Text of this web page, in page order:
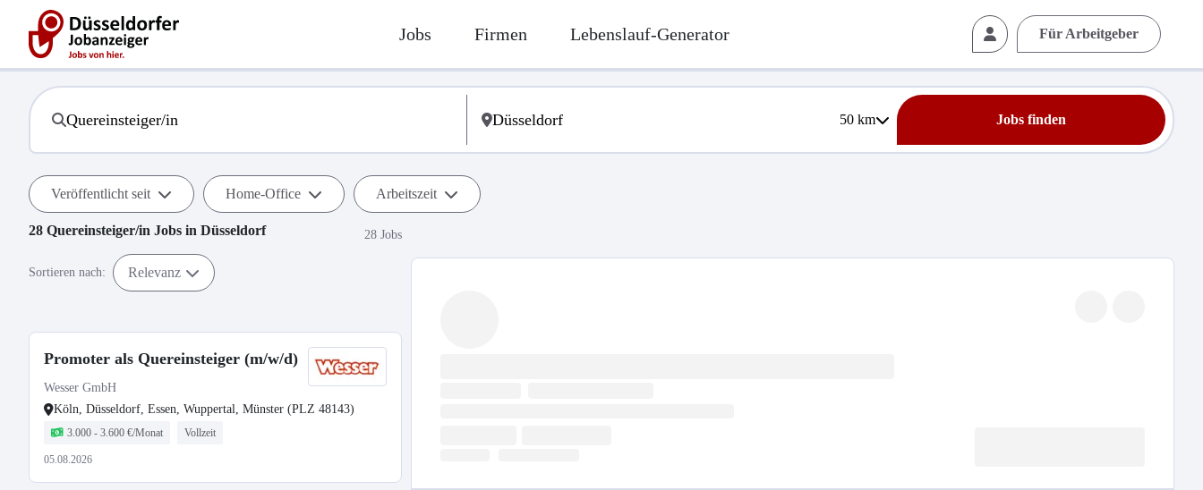
Jobs Firmen Lebenslauf-Generator Für Arbeitgeber
50km Jobs finden
Veröffentlicht seit Home-Office Arbeitszeit
28 Quereinsteiger/in Jobs in Düsseldorf 28 Jobs
Sortieren nach: Relevanz
Promoter als Quereinsteiger (m/w/d)
Wesser GmbH
Köln, Düsseldorf, Essen, Wuppertal, Münster (PLZ 48143)
3.000 - 3.600 €/Monat Vollzeit
05.08.2026